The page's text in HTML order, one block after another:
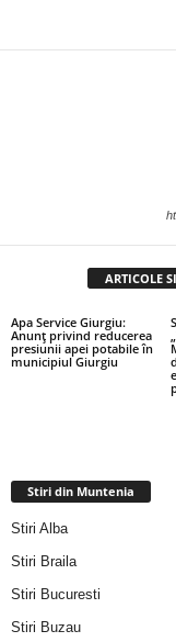
ARTICOLE
Apa Service Giurgiu:
Anunț privind reducerea
presiunii apei potabile în
municipiul Giurgiu
Stiri din Muntenia
Stiri Alba
Stiri Braila
Stiri Bucuresti
Stiri Buzau